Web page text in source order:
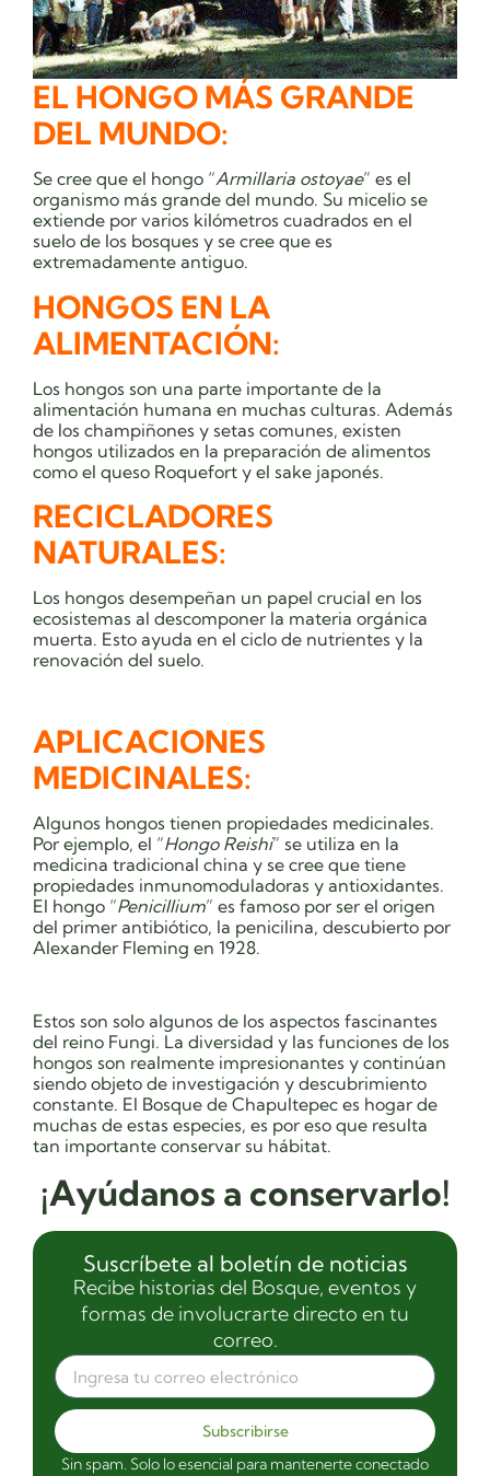
EL HONGO MÁS GRANDE
DEL MUNDO:
Se cree que el hongo “Armillaria ostoyae” es el
organismo más grande del mundo. Su micelio se
extiende por varios kilómetros cuadrados en el
suelo de los bosques y se cree que es
extremadamente antiguo.
HONGOS EN LA
ALIMENTACIÓN:
Los hongos son una parte importante de la
alimentación humana en muchas culturas. Además
de los champiñones y setas comunes, existen
hongos utilizados en la preparación de alimentos
como el queso Roquefort y el sake japonés.
RECICLADORES
NATURALES:
Los hongos desempeñan un papel crucial en los
ecosistemas al descomponer la materia orgánica
muerta. Esto ayuda en el ciclo de nutrientes y la
renovación del suelo.
APLICACIONES
MEDICINALES:
Algunos hongos tienen propiedades medicinales.
Por ejemplo, el “Hongo Reishi” se utiliza en la
medicina tradicional china y se cree que tiene
propiedades inmunomoduladoras y antioxidantes.
El hongo “Penicillium” es famoso por ser el origen
del primer antibiótico, la penicilina, descubierto por
Alexander Fleming en 1928.
Estos son solo algunos de los aspectos fascinantes
del reino Fungi. La diversidad y las funciones de los
hongos son realmente impresionantes y continúan
siendo objeto de investigación y descubrimiento
constante. El Bosque de Chapultepec es hogar de
muchas de estas especies, es por eso que resulta
tan importante conservar su hábitat.
¡Ayúdanos a conservarlo!
Suscríbete al boletín de noticias
Recibe historias del Bosque, eventos y
formas de involucrarte directo en tu
correo.
Subscribirse
Sin spam. Solo lo esencial para mantenerte conectado